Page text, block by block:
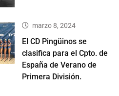
marzo 8, 2024
El CD Pingüinos se
clasifica para el Cpto. de
España de Verano de
Primera División.